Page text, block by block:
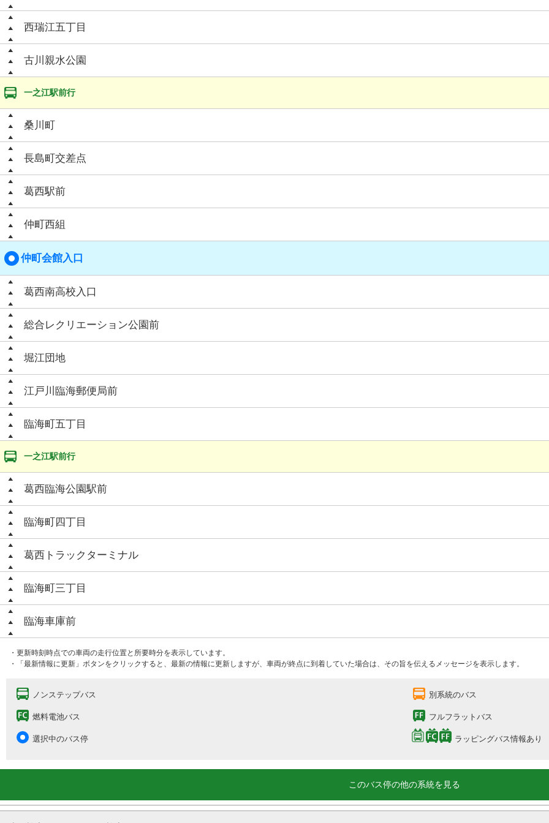
西瑞江五丁目
古川親水公園
一之江駅前行
桑川町
長島町交差点
葛西駅前
仲町西組
仲町会館入口
葛西南高校入口
総合レクリエーション公園前
堀江団地
江戸川臨海郵便局前
臨海町五丁目
一之江駅前行
葛西臨海公園駅前
臨海町四丁目
葛西トラックターミナル
臨海町三丁目
臨海車庫前
・更新時刻時点での車両の走行位置と所要時分を表示しています。
・「最新情報に更新」ボタンをクリックすると、最新の情報に更新しますが、車両が終点に到着していた場合は、その旨を伝えるメッセージを表示します。
ノンステップバス 別系統のバス
燃料電池バス フルフラットバス
選択中のバス停 ラッピングバス情報あり
このバス停の他の系統を見る